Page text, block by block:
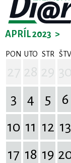
APRÍL 2023 >
PON UTO STR ŠTV
3
4 5 6
10 11 12 13
17 18 19